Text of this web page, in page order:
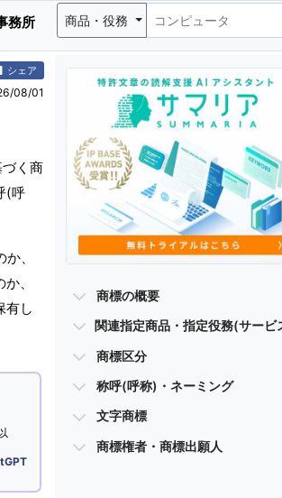
務所 商品・役務
シェア
08/01
く商
(呼
、
、
有し
商標の概要
関連指定商品・指定役務(サービ
商標区分
称呼(呼称)・ネーミング
文字商標
商標権者・商標出願人